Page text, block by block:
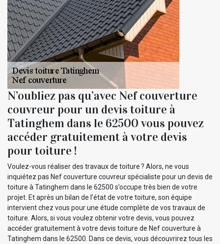
N’oubliez pas qu’avec Nef couverture
couvreur pour un devis toiture à
Tatinghem dans le 62500 vous pouvez
accéder gratuitement à votre devis
pour toiture !
Voulez-vous réaliser des travaux de toiture ? Alors, ne vous
inquiétez pas Nef couverture couvreur spécialiste pour un devis de
toiture à Tatinghem dans le 62500 s’occupe très bien de votre
projet. Et après un bilan de l’état de votre toiture, son équipe
intervient chez vous pour une étude complète de vos travaux de
toiture. Alors, si vous voulez obtenir votre devis, vous pouvez
accéder gratuitement à votre devis toiture de Nef couverture à
Tatinghem dans le 62500. Dans ce devis, vous découvrirez tous les